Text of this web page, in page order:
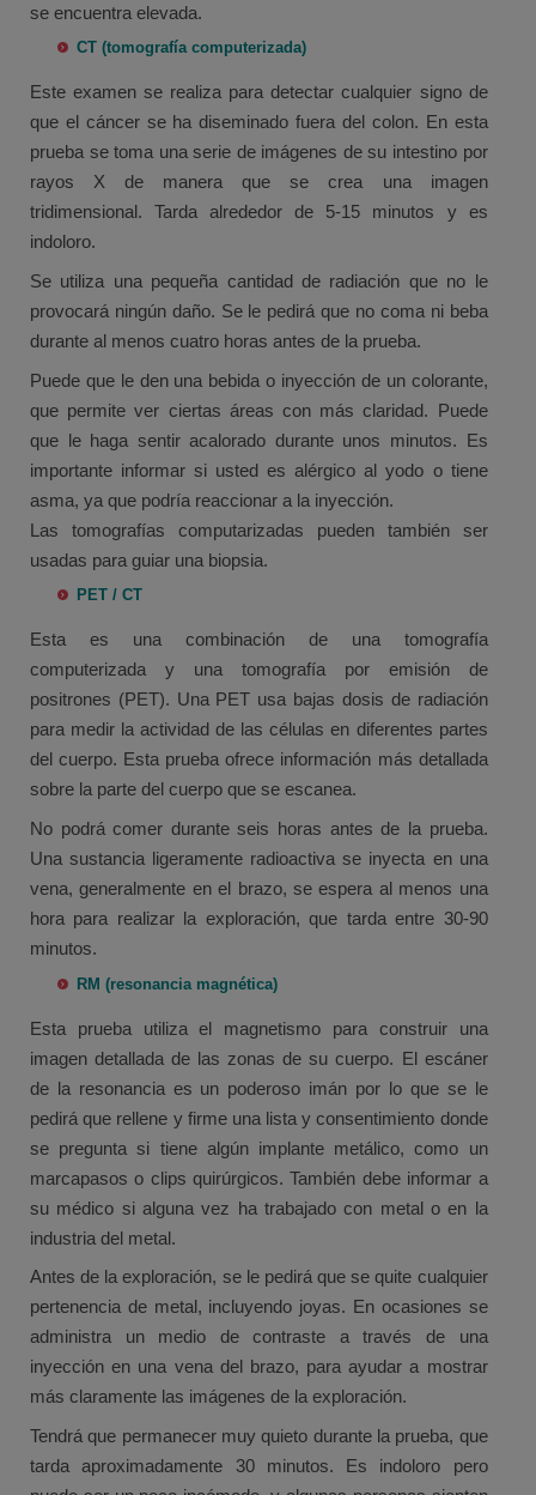
se encuentra elevada.
CT (tomografía computerizada)
Este examen se realiza para detectar cualquier signo de
que el cáncer se ha diseminado fuera del colon. En esta
prueba se toma una serie de imágenes de su intestino por
rayos X de manera que se crea una imagen
tridimensional. Tarda alrededor de 5-15 minutos y es
indoloro.
Se utiliza una pequeña cantidad de radiación que no le
provocará ningún daño. Se le pedirá que no coma ni beba
durante al menos cuatro horas antes de la prueba.
Puede que le den una bebida o inyección de un colorante,
que permite ver ciertas áreas con más claridad. Puede
que le haga sentir acalorado durante unos minutos. Es
importante informar si usted es alérgico al yodo o tiene
asma, ya que podría reaccionar a la inyección.
Las tomografías computarizadas pueden también ser
usadas para guiar una biopsia.
PET / CT
Esta es una combinación de una tomografía
computerizada y una tomografía por emisión de
positrones (PET). Una PET usa bajas dosis de radiación
para medir la actividad de las células en diferentes partes
del cuerpo. Esta prueba ofrece información más detallada
sobre la parte del cuerpo que se escanea.
No podrá comer durante seis horas antes de la prueba.
Una sustancia ligeramente radioactiva se inyecta en una
vena, generalmente en el brazo, se espera al menos una
hora para realizar la exploración, que tarda entre 30-90
minutos.
RM (resonancia magnética)
Esta prueba utiliza el magnetismo para construir una
imagen detallada de las zonas de su cuerpo. El escáner
de la resonancia es un poderoso imán por lo que se le
pedirá que rellene y firme una lista y consentimiento donde
se pregunta si tiene algún implante metálico, como un
marcapasos o clips quirúrgicos. También debe informar a
su médico si alguna vez ha trabajado con metal o en la
industria del metal.
Antes de la exploración, se le pedirá que se quite cualquier
pertenencia de metal, incluyendo joyas. En ocasiones se
administra un medio de contraste a través de una
inyección en una vena del brazo, para ayudar a mostrar
más claramente las imágenes de la exploración.
Tendrá que permanecer muy quieto durante la prueba, que
tarda aproximadamente 30 minutos. Es indoloro pero